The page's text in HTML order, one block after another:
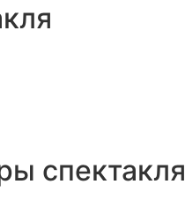
спектакля